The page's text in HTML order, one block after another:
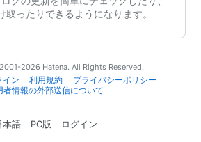
取ったりできるようになります。
2026 Hatena. All Rights Reserved.
イン 利用規約
プライバシーポリシー
者情報の外部送信について
本語 PC版 ログイン